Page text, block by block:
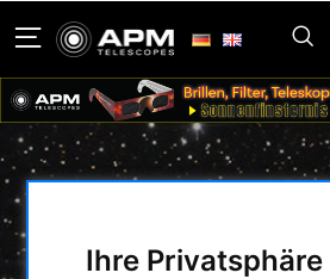
IhreHOME / FOTOSTATIVE &